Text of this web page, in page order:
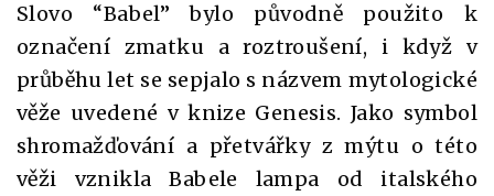
Slovo “Babel” bylo původně použito k
označení zmatku a roztroušení, i když v
průběhu let se sepjalo s názvem mytologické
věže uvedené v knize Genesis. Jako symbol
shromažďování a přetvářky z mýtu o této
věži vznikla Babele lampa od italského